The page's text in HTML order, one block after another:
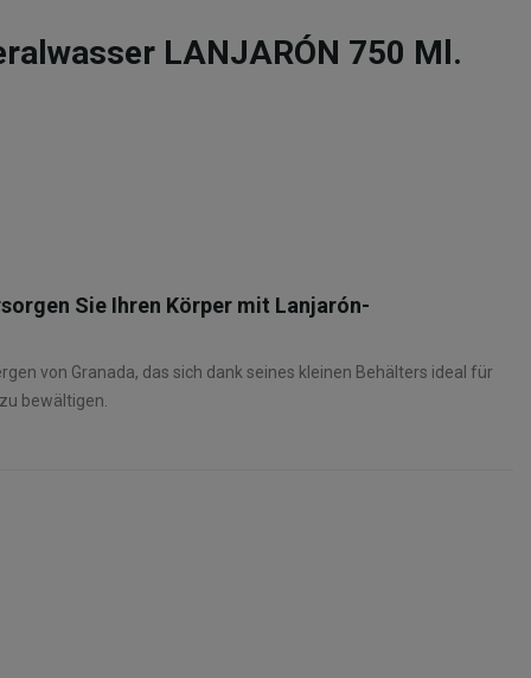
LANJARÓN 750 Ml.
Sie Ihren Körper mit Lanjarón-
von Granada, das sich dank seines kleinen Behälters ideal für
bewältigen.